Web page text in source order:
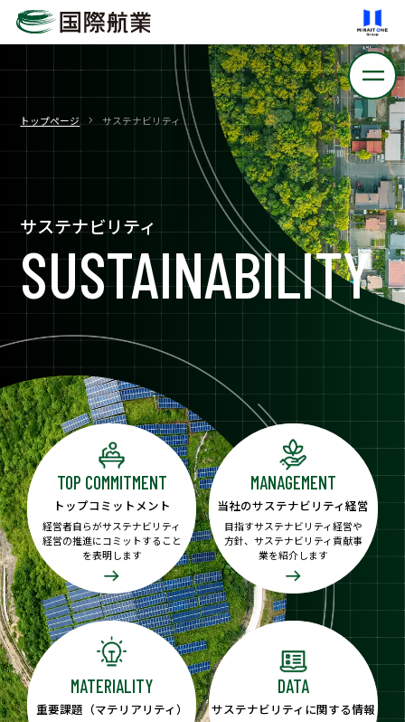
トップページ サステナビリティ
サステナビリティ
SUSTAINABILITY
TOP COMMITMENT
トップコミットメント
経営者自らがサステナビリティ
経営の推進にコミットすること
を表明します
MANAGEMENT
当社のサステナビリティ経営
目指すサステナビリティ経営や
方針、サステナビリティ貢献事
業を紹介します
MATERIALITY
重要課題（マテリアリティ）
DATA
サステナビリティに関する情報